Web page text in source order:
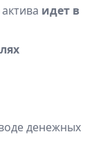
идет в
денежных